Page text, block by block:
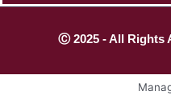
Ⓒ 2025 - All Rights